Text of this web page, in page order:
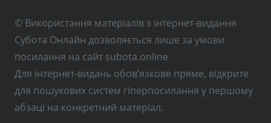
© Використання матеріалів з інтернет-видання
Субота Онлайн дозволяється лише за умови
посилання на сайт subota.online
Для інтернет-видань обов’язкове пряме, відкрите
для пошукових систем гіперпосилання у першому
абзаці на конкретний матеріал.